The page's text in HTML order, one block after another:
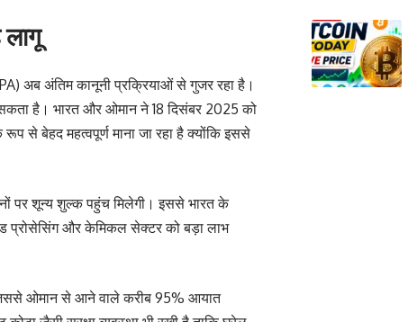
अब अंतिम कानूनी प्रक्रियाओं से गुजर रहा है।
है। भारत और ओमान ने 18 दिसंबर 2025 को
से बेहद महत्वपूर्ण माना जा रहा है क्योंकि इससे
पर शून्य शुल्क पहुंच मिलेगी। इससे भारत के
प्रोसेसिंग और केमिकल सेक्टर को बड़ा लाभ
ओमान से आने वाले करीब 95% आयात